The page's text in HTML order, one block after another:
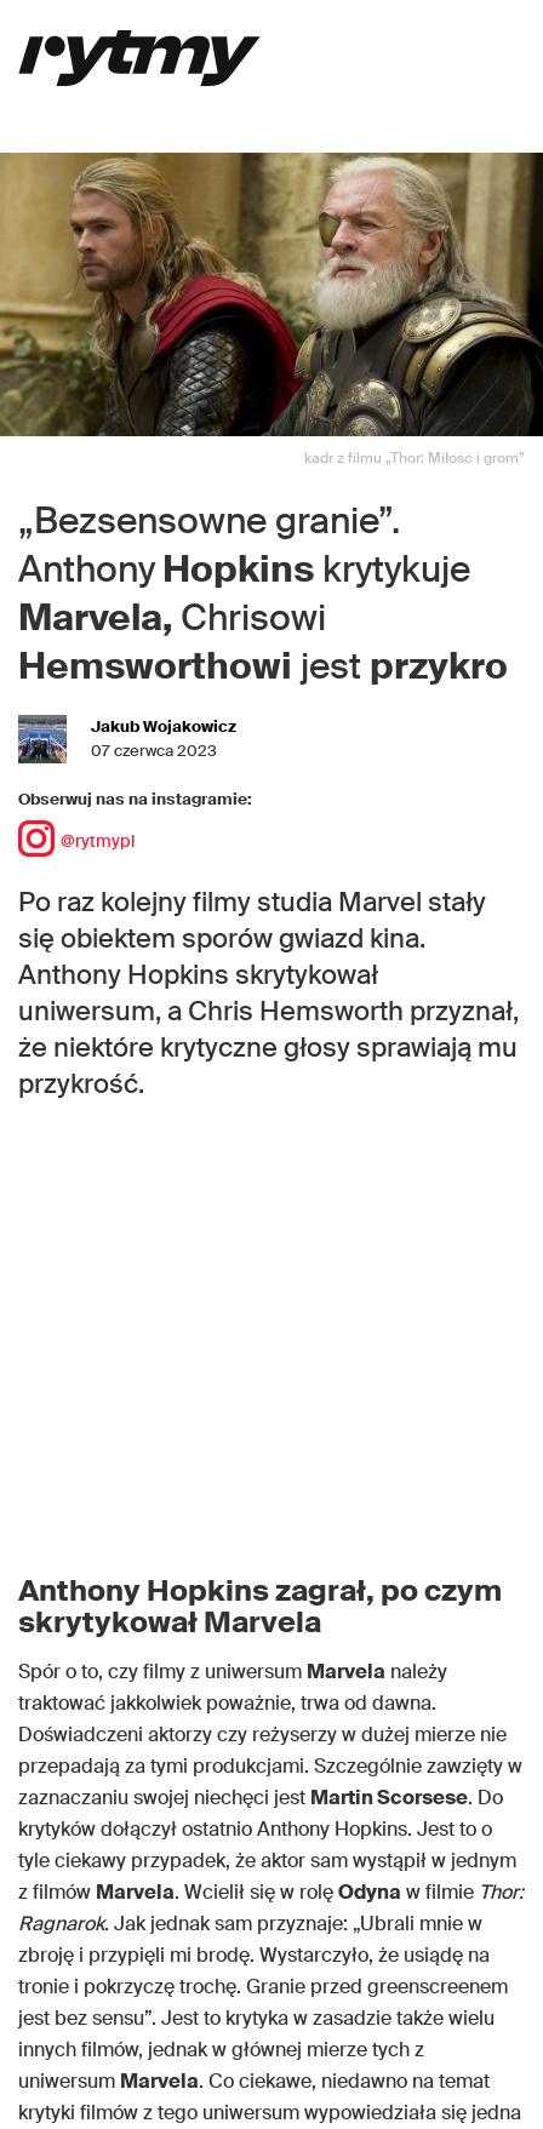
kadr z filmu „Thor: Miłość i grom”
„Bezsensowne granie”.
AnthonyHopkins krytykuje
Marvela, Chrisowi
Hemsworthowi jest przykro
Jakub Wojakowicz
07 czerwca 2023
Obserwuj nas na instagramie:
@rytmypl
Po raz kolejny filmy studia Marvel stały
się obiektem sporów gwiazd kina.
Anthony Hopkins skrytykował
uniwersum, a Chris Hemsworth przyznał,
że niektóre krytyczne głosy sprawiają mu
przykrość.
Anthony Hopkins zagrał, po czym
skrytykował Marvela
Spór o to, czy filmy z uniwersum Marvela należy
traktować jakkolwiek poważnie, trwa od dawna.
Doświadczeni aktorzy czy reżyserzy w dużej mierze nie
przepadają za tymi produkcjami. Szczególnie zawzięty w
zaznaczaniu swojej niechęci jest Martin Scorsese. Do
krytyków dołączył ostatnio Anthony Hopkins. Jest to o
tyle ciekawy przypadek, że aktor sam wystąpił w jednym
z filmów Marvela. Wcielił się w rolęOdyna w filmie Thor:
Ragnarok. Jak jednak sam przyznaje: „Ubrali mnie w
zbroję i przypięli mi brodę. Wystarczyło, że usiądę na
tronie i pokrzyczę trochę. Granie przed greenscreenem
jest bez sensu”. Jest to krytyka w zasadzie także wielu
innych filmów, jednak w głównej mierze tych z
uniwersum Marvela. Co ciekawe, niedawno na temat
krytyki filmów z tego uniwersum wypowiedziała się jedna